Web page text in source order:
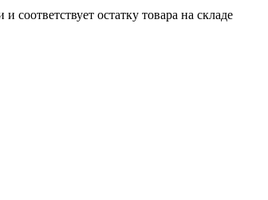
соответствует остатку товара на складе